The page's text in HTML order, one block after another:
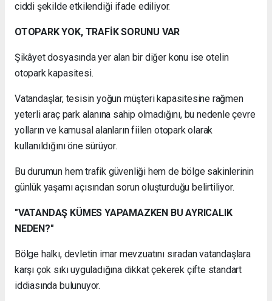
ciddi şekilde etkilendiği ifade ediliyor.
OTOPARK YOK, TRAFİK SORUNU VAR
Şikâyet dosyasında yer alan bir diğer konu ise otelin
otopark kapasitesi.
Vatandaşlar, tesisin yoğun müşteri kapasitesine rağmen
yeterli araç park alanına sahip olmadığını, bu nedenle çevre
yolların ve kamusal alanların fiilen otopark olarak
kullanıldığını öne sürüyor.
Bu durumun hem trafik güvenliği hem de bölge sakinlerinin
günlük yaşamı açısından sorun oluşturduğu belirtiliyor.
"VATANDAŞ KÜMES YAPAMAZKEN BU AYRICALIK
NEDEN?"
Bölge halkı, devletin imar mevzuatını sıradan vatandaşlara
karşı çok sıkı uyguladığına dikkat çekerek çifte standart
iddiasında bulunuyor.